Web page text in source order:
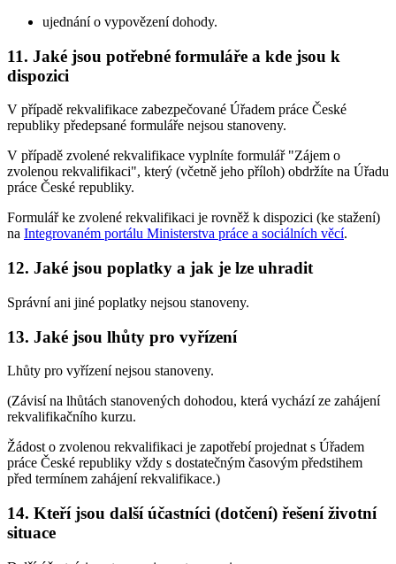
ujednání o vypovězení dohody.
11. Jaké jsou potřebné formuláře a kde jsou k
dispozici
V případě rekvalifikace zabezpečované Úřadem práce České
republiky předepsané formuláře nejsou stanoveny.
V případě zvolené rekvalifikace vyplníte formulář "Zájem o
zvolenou rekvalifikaci", který (včetně jeho příloh) obdržíte na Úřadu
práce České republiky.
Formulář ke zvolené rekvalifikaci je rovněž k dispozici (ke stažení)
na Integrovaném portálu Ministerstva práce a sociálních věcí.
12. Jaké jsou poplatky a jak je lze uhradit
Správní ani jiné poplatky nejsou stanoveny.
13. Jaké jsou lhůty pro vyřízení
Lhůty pro vyřízení nejsou stanoveny.
(Závisí na lhůtách stanovených dohodou, která vychází ze zahájení
rekvalifikačního kurzu.
Žádost o zvolenou rekvalifikaci je zapotřebí projednat s Úřadem
práce České republiky vždy s dostatečným časovým předstihem
před termínem zahájení rekvalifikace.)
14. Kteří jsou další účastníci (dotčení) řešení životní
situace